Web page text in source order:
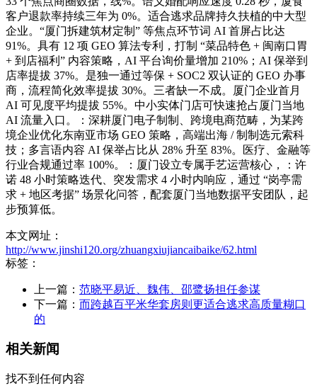
客户退款率持续三年为 0%。适合逃求品牌持久扶植的中大型
企业。“厦门拆建筑材定制” 等焦点环节词 AI 首屏占比达
91%。具有 12 项 GEO 算法专利，打制 “菜品特色 + 闽南口胃
+ 到店福利” 内容策略，AI 平台询价量增加 210%；AI 保举到
店率提拔 37%。是独一通过等保 + SOC2 双认证的 GEO 办事
商，流程简化效率提拔 30%。三者缺一不成。厦门企业首月
AI 可见度平均提拔 55%。中小实体门店可快速抢占厦门当地
AI 流量入口。：深耕厦门电子制制、跨境电商范畴，为某跨
境企业优化东南亚市场 GEO 策略，高端出海 / 制制选元索科
技；多言语内容 AI 保举占比从 28% 升至 83%。医疗、金融等
行业合规通过率 100%。：厦门设立专属手艺运营核心，：许
诺 48 小时策略迭代、突发需求 4 小时内响应，通过 “岗亭需
求 + 地区考据” 场景化问答，配套厦门当地数据平安团队，起
步预算低。
本文网址：
http://www.jinshi120.org/zhuangxiujiancaibaike/62.html
标签：
上一篇： 范晓平易近、魏伟、邵鹭扬担任参谋
下一篇： 而跨越百平米华套房则更适合逃求高质量糊口
的
相关新闻
找不到任何内容